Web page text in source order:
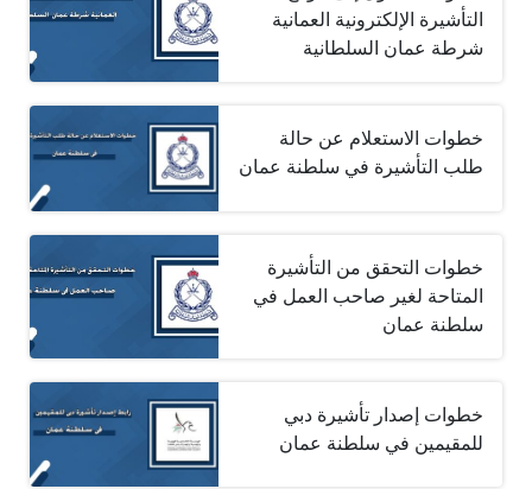
التأشيرة الإلكترونية العمانية
شرطة عمان السلطانية
خطوات الاستعلام عن حالة
طلب التأشيرة في سلطنة عمان
خطوات التحقق من التأشيرة
المتاحة لغير صاحب العمل في
سلطنة عمان
خطوات إصدار تأشيرة دبي
للمقيمين في سلطنة عمان